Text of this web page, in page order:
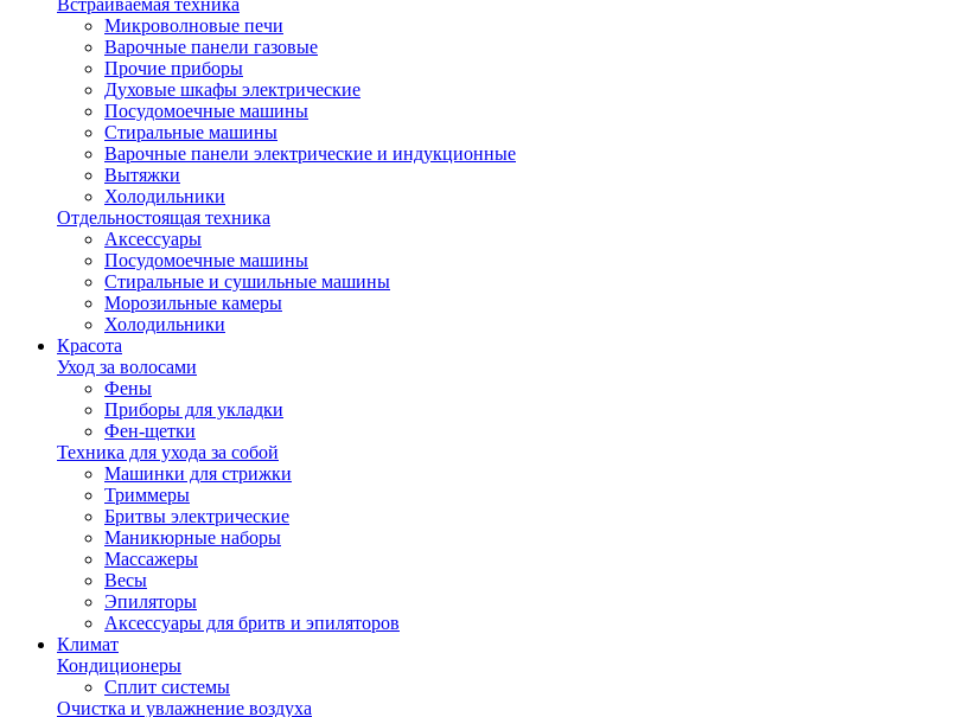
Встраиваемая техника
Микроволновые печи
Варочные панели газовые
Прочие приборы
Духовые шкафы электрические
Посудомоечные машины
Стиральные машины
Варочные панели электрические и индукционные
Вытяжки
Холодильники
Отдельностоящая техника
Аксессуары
Посудомоечные машины
Стиральные и сушильные машины
Морозильные камеры
Холодильники
Красота
Уход за волосами
Фены
Приборы для укладки
Фен-щетки
Техника для ухода за собой
Машинки для стрижки
Триммеры
Бритвы электрические
Маникюрные наборы
Массажеры
Весы
Эпиляторы
Аксессуары для бритв и эпиляторов
Климат
Кондиционеры
Сплит системы
Очистка и увлажнение воздуха